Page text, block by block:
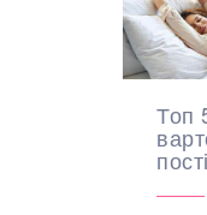
Топ